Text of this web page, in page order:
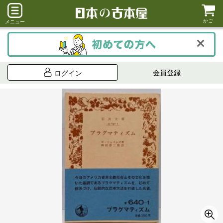
メニュー かご
ログイン 会員登録